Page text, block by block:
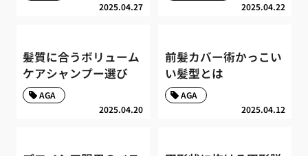
2025.04.27 2025.04.22
髪質に合うボリューム
ケアシャンプー選び
2025.04.20
AGA
前髪カバー術かっこい
い髪型とは
2025.04.12
AGA